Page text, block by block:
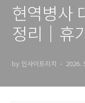
현역병사
정리│휴
by 인사이트리치 2026.